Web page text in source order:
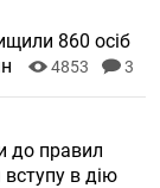
860 осіб
4853 3
до правил
вступу в дію